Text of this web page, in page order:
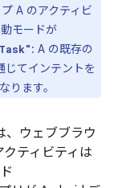
A のアクティビ
モードが
: A の既存の
じてインテントを
ります。
、ウェブブラウ
ティビティは